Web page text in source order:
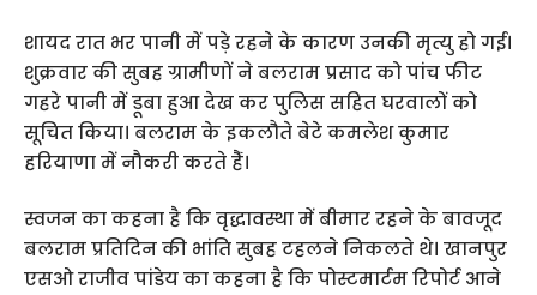
शायद रात भर पानी में पड़े रहने के कारण उनकी मृत्यु हो गई।
शुक्रवार की सुबह ग्रामीणों ने बलराम प्रसाद को पांच फीट
गहरे पानी में डूबा हुआ देख कर पुलिस सहित घरवालों को
सूचित किया। बलराम के इकलौते बेटे कमलेश कुमार
हरियाणा में नौकरी करते हैंं।
स्वजन का कहना है कि वृद्धावस्था में बीमार रहने के बावजूद
बलराम प्रतिदिन की भांति सुबह टहलने निकलते थे। खानपुर
एसओ राजीव पांडेय का कहना है कि पोस्टमार्टम रिपोर्ट आने